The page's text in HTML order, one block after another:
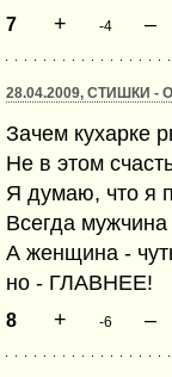
7 + -4 –
28.04.2009, СТИШКИ
Зачем кухарке
Не в этом
Я думаю, что я
Всегда мужчина
А женщина -
но - ГЛАВНЕЕ!
8 + -6 –